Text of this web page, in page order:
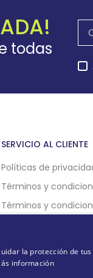
todas
SERVICIO AL CLIENTE
Políticas de
Términos y
Términos y
la protección de
información